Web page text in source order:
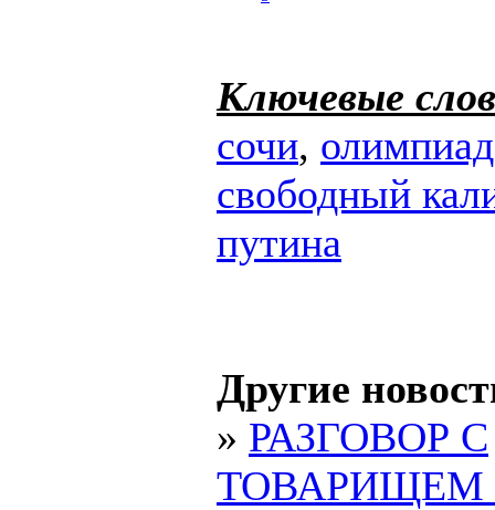
Ключевые
сочи,
свободный
путина
Другие
» РАЗГОВОР С